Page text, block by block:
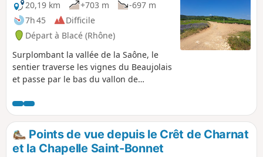
20,19 km
+703 m
-697 m
7h 45
Difficile
Départ à Blacé (Rhône)
Surplombant la vallée de la Saône, le
sentier traverse les vignes du Beaujolais
et passe par le bas du vallon de
de Blacé, en traversant le ruisseau le
Sallerin / le Sovarin et traverse une forêt
de feuillus et de résineux. Une pause à
la Chapelle de Saint-Bonnet révélera la
beauté du panorama sur le Val de
Points de vue depuis le Crêt de Charnat
et la Chapelle Saint-Bonnet